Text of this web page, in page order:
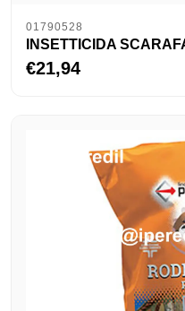
01790528
INSETTICIDA
€21,94